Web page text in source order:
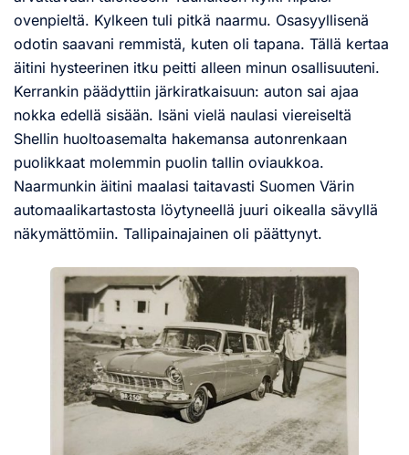
ovenpieltä. Kylkeen tuli pitkä naarmu. Osasyyllisenä
odotin saavani remmistä, kuten oli tapana. Tällä kertaa
äitini hysteerinen itku peitti alleen minun osallisuuteni.
Kerrankin päädyttiin järkiratkaisuun: auton sai ajaa
nokka edellä sisään. Isäni vielä naulasi viereiseltä
Shellin huoltoasemalta hakemansa autonrenkaan
puolikkaat molemmin puolin tallin oviaukkoa.
Naarmunkin äitini maalasi taitavasti Suomen Värin
automaalikartastosta löytyneellä juuri oikealla sävyllä
näkymättömiin. Tallipainajainen oli päättynyt.